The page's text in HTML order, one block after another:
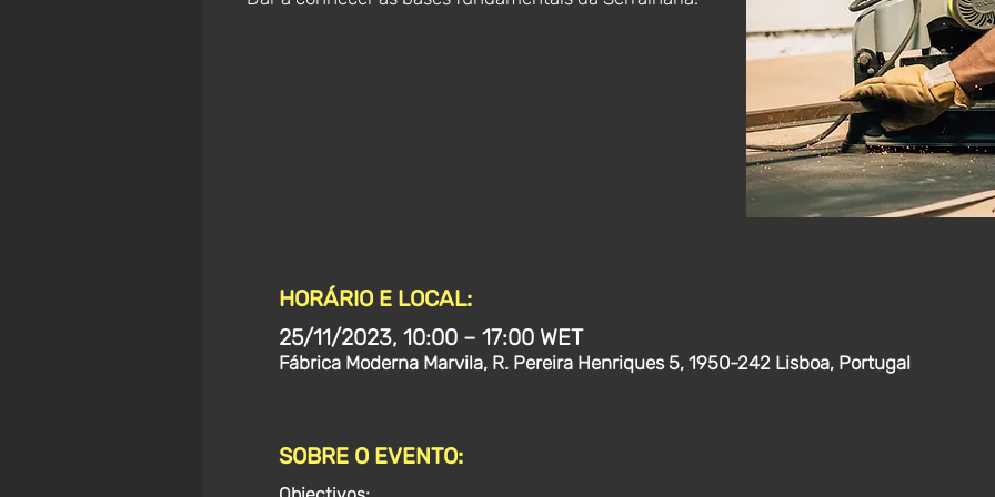
HORÁRIO E LOCAL:
25/11/2023, 10:00 – 17:00 WET
Fábrica Moderna Marvila, R. Pereira Henriques 5, 1950-242 Lisboa, Portugal
SOBRE O EVENTO: